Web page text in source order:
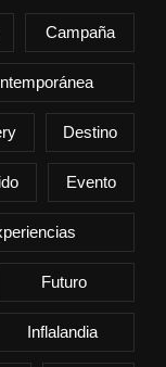
Campaña
Destino
Evento
Futuro
Inflalandia